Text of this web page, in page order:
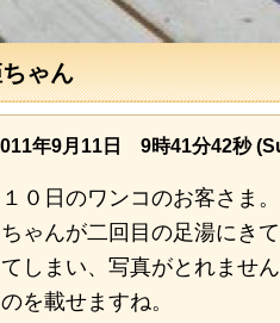
ゃん
年9月11日 9時41分42秒
１０日のワンコのお客さま
ちゃんが二回目の足湯にき
てしまい、写真がとれませ
のを載せますね。